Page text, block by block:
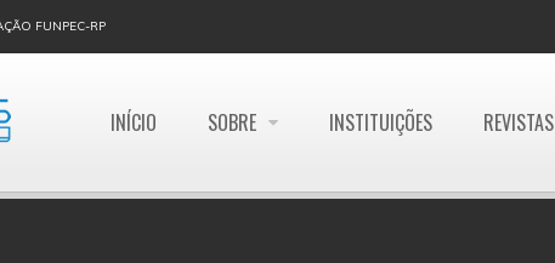
FUNPEC-RP
INÍCIO SOBRE INSTITUIÇÕES REVISTAS